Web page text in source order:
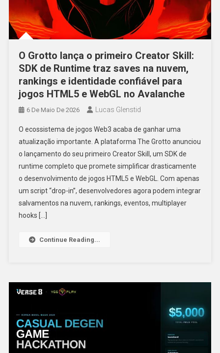
O Grotto lança o primeiro Creator Skill:
SDK de Runtime traz saves na nuvem,
rankings e identidade confiável para
jogos HTML5 e WebGL no Avalanche
6 De Maio De 2026 Lucas Glenstid
O ecossistema de jogos Web3 acaba de ganhar uma
atualização importante. A plataforma The Grotto anunciou
o lançamento do seu primeiro Creator Skill, um SDK de
runtime completo que promete simplificar drasticamente
o desenvolvimento de jogos HTML5 e WebGL. Com apenas
um script “drop-in”, desenvolvedores agora podem integrar
salvamentos na nuvem, rankings, eventos, multiplayer
hooks […]
Continue Reading...